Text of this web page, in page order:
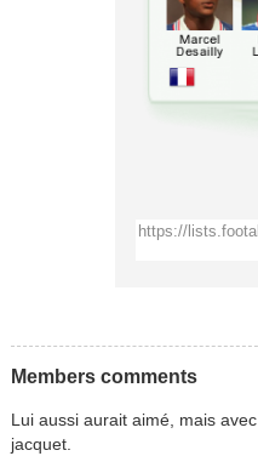
Members comments
Lui aussi aurait aimé, mais avec
jacquet.